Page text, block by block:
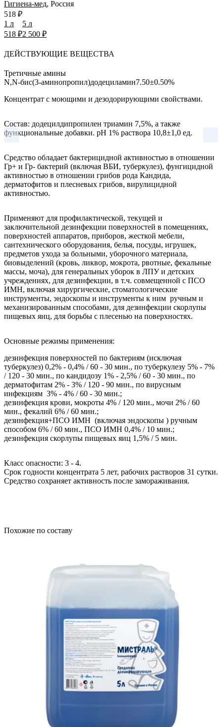
Гигиена-мед, Россия
1 л
518 ₽
5 л
2 500 ₽
ДЕЙСТВУЮЩИЕ ВЕЩЕСТВА
Третичные амины
N,N-бис(3-аминопропил)додециламин7.50±0.50%
Концентрат с моющими и дезодорирующими свойствами.
Состав: додецилдипропилен триамин 7,5%, а также
функциональные добавки. рН 1% раствора 10,8±1,0 ед.
Средство обладает бактерицидной активностью в отношении
Гр+ и Гр- бактерий (включая ВБИ, туберкулез), фунгицидной
активностью в отношении грибов рода Кандида,
дерматофитов и плесневых грибов, вирулицидной
активностью.
Применяют для профилактической, текущей и
заключительной дезинфекции поверхностей в помещениях,
поверхностей аппаратов, приборов, жесткой мебели,
сантехнического оборудования, белья, посуды, игрушек,
предметов ухода за больными, уборочного материала,
биовыделений (кровь, ликвор, мокрота, рвотные, фекальные
массы, моча), для генеральных уборок в ЛПУ и детских
учреждениях, для дезинфекции, в т.ч. совмещенной с ПСО
ИМН, включая хирургические, стоматологические
инструменты, эндоскопы и инструменты к ним ручным и
механизированным способами, для дезинфекции скорлупы
пищевых яиц, для борьбы с плесенью на поверхностях.
Основные режимы применения:
дезинфекция поверхностей по бактериям (исключая
туберкулез) 0,2% - 0,4% / 60 - 30 мин., по туберкулезу 5% - 7%
/ 120 - 30 мин., по кандидозу 1% - 2,5% / 60 - 30 мин., по
дерматофитам 2% - 3% / 120 - 90 мин., по вирусным
инфекциям 3% - 4% / 60 - 30 мин.;
дезинфекция крови, мокроты 4% / 120 мин., мочи 2% / 60
мин., фекалий 6% / 60 мин.;
дезинфекция+ПСО ИМН (включая эндоскопы ) ручным
способом 6% / 60 мин., ПСО ИМН 0,4% / 10 мин.;
дезинфекция скорлупы пищевых яиц 1,5% / 5 мин.
Класс опасности: 3 - 4.
Срок годности концентрата 5 лет, рабочих растворов 31 сутки.
Средство сохраняет активность после замораживания.
518 ₽
Похожие по составу